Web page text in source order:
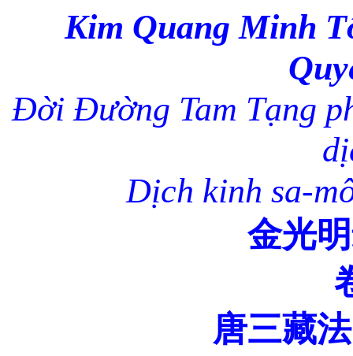
Kim Quang Minh
Đời Đường Tam Tạng
Dịch kinh sa-
金光
唐三藏